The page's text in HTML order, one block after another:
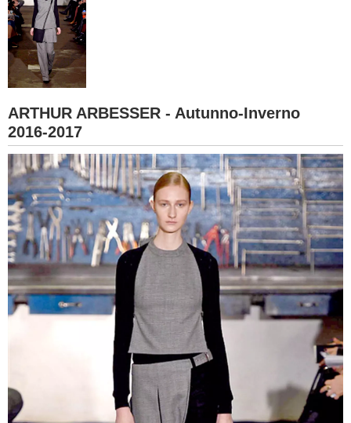
CAPELLI
SESSO
DIETA
GUIDE
FORUM
ARTHUR ARBESSER - Autunno-Inverno
2016-2017